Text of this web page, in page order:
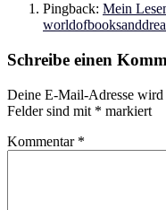
Pingback: Mein
Schreibe einen
Deine E-Mail-Adresse
Felder sind mit * markiert
Kommentar *